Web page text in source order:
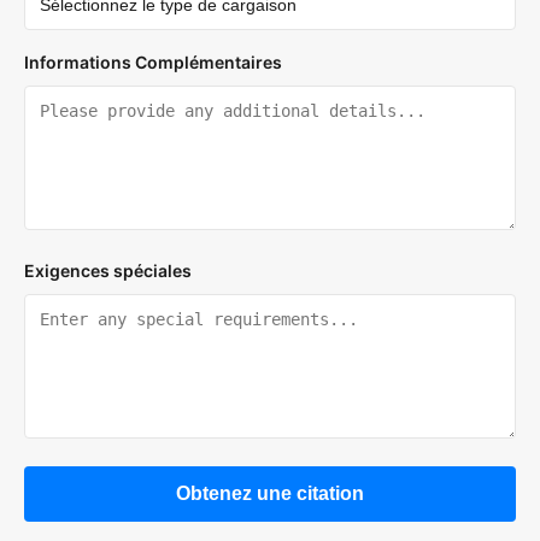
Informations Complémentaires
Exigences spéciales
Obtenez une citation